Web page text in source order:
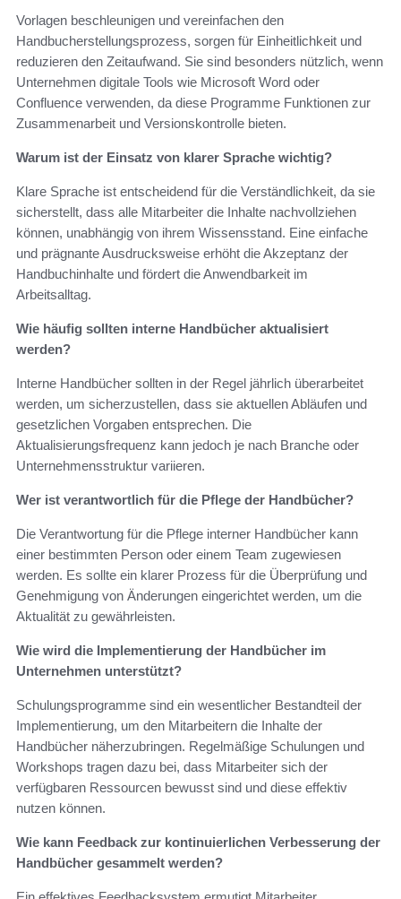
Vorlagen beschleunigen und vereinfachen den
Handbucherstellungsprozess, sorgen für Einheitlichkeit und
reduzieren den Zeitaufwand. Sie sind besonders nützlich, wenn
Unternehmen digitale Tools wie Microsoft Word oder
Confluence verwenden, da diese Programme Funktionen zur
Zusammenarbeit und Versionskontrolle bieten.
Warum ist der Einsatz von klarer Sprache wichtig?
Klare Sprache ist entscheidend für die Verständlichkeit, da sie
sicherstellt, dass alle Mitarbeiter die Inhalte nachvollziehen
können, unabhängig von ihrem Wissensstand. Eine einfache
und prägnante Ausdrucksweise erhöht die Akzeptanz der
Handbuchinhalte und fördert die Anwendbarkeit im
Arbeitsalltag.
Wie häufig sollten interne Handbücher aktualisiert
werden?
Interne Handbücher sollten in der Regel jährlich überarbeitet
werden, um sicherzustellen, dass sie aktuellen Abläufen und
gesetzlichen Vorgaben entsprechen. Die
Aktualisierungsfrequenz kann jedoch je nach Branche oder
Unternehmensstruktur variieren.
Wer ist verantwortlich für die Pflege der Handbücher?
Die Verantwortung für die Pflege interner Handbücher kann
einer bestimmten Person oder einem Team zugewiesen
werden. Es sollte ein klarer Prozess für die Überprüfung und
Genehmigung von Änderungen eingerichtet werden, um die
Aktualität zu gewährleisten.
Wie wird die Implementierung der Handbücher im
Unternehmen unterstützt?
Schulungsprogramme sind ein wesentlicher Bestandteil der
Implementierung, um den Mitarbeitern die Inhalte der
Handbücher näherzubringen. Regelmäßige Schulungen und
Workshops tragen dazu bei, dass Mitarbeiter sich der
verfügbaren Ressourcen bewusst sind und diese effektiv
nutzen können.
Wie kann Feedback zur kontinuierlichen Verbesserung der
Handbücher gesammelt werden?